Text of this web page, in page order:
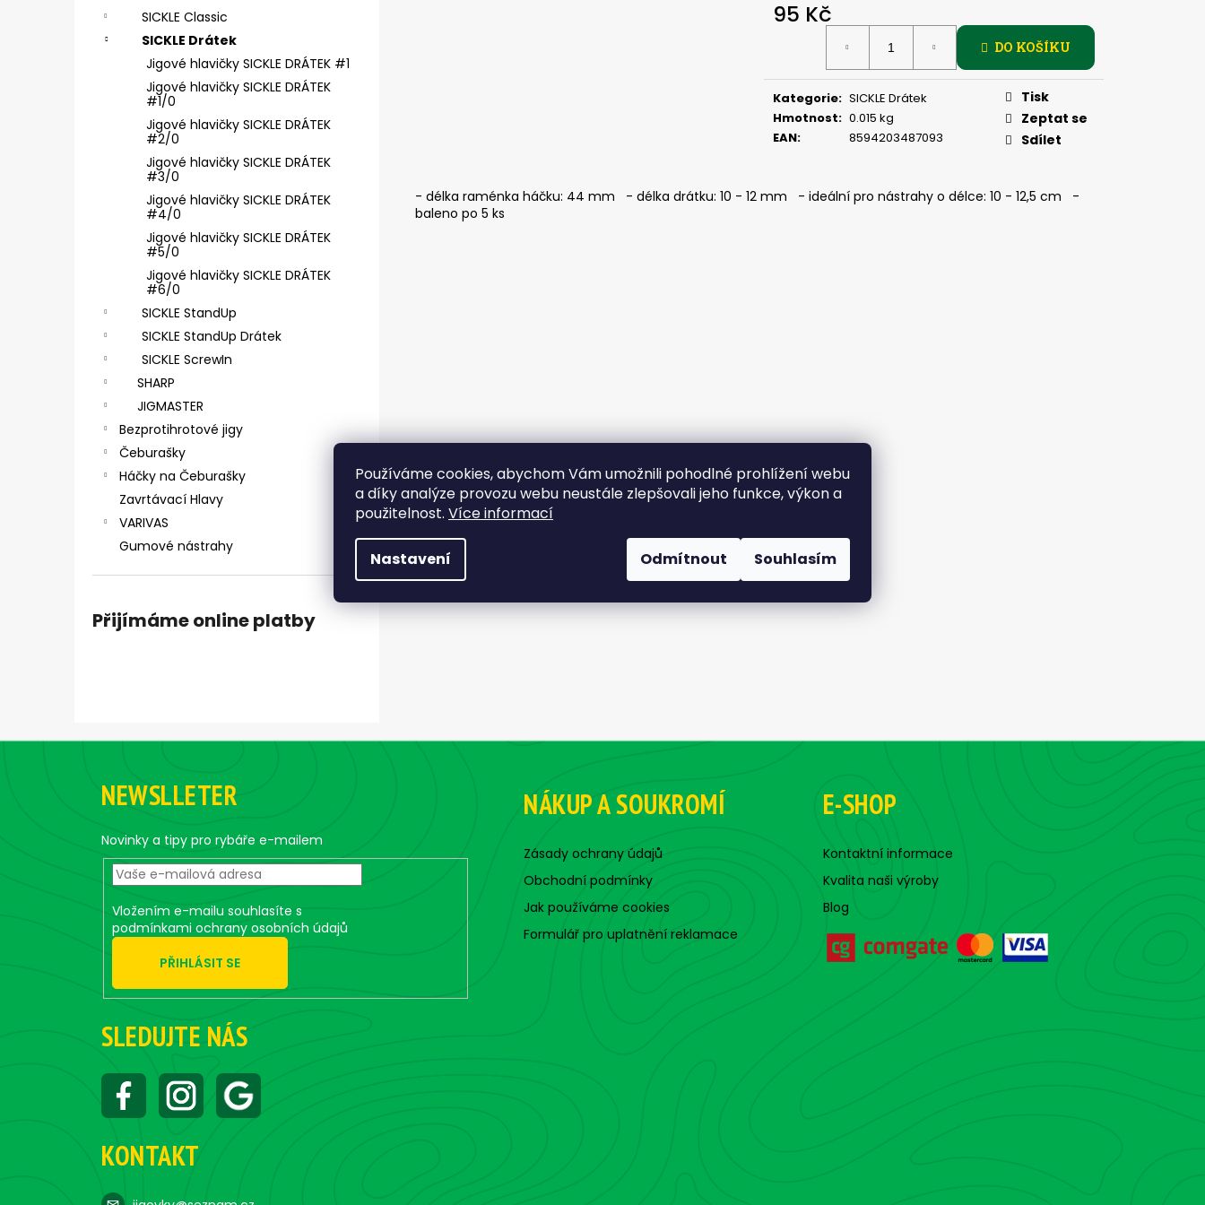
Používáme cookies, abychom Vám umožnili pohodlné prohlížení webu
a díky analýze provozu webu neustále zlepšovali jeho funkce, výkon a
použitelnost. Více informací
Nastavení Odmítnout Souhlasím
SICKLE Classic
SICKLE Drátek
Jigové hlavičky SICKLE DRÁTEK #1
Jigové hlavičky SICKLE DRÁTEK
#1/0
Jigové hlavičky SICKLE DRÁTEK
#2/0
Jigové hlavičky SICKLE DRÁTEK
#3/0
Jigové hlavičky SICKLE DRÁTEK
#4/0
Jigové hlavičky SICKLE DRÁTEK
#5/0
Jigové hlavičky SICKLE DRÁTEK
#6/0
SICKLE StandUp
SICKLE StandUp Drátek
SICKLE ScrewIn
SHARP
JIGMASTER
Bezprotihrotové jigy
Čeburašky
Háčky na Čeburašky
Zavrtávací Hlavy
VARIVAS
Gumové nástrahy
Přijímáme online platby
95 Kč
DO KOŠÍKU
Kategorie: SICKLE Drátek
Hmotnost: 0.015 kg
EAN: 8594203487093
Tisk
Zeptat se
Sdílet
- délka raménka háčku: 44 mm - délka drátku: 10 - 12 mm - ideální pro nástrahy o délce: 10 - 12,5 cm -
baleno po 5 ks
SICKLE #6 - 5 KS, 4 G
SICKLE #6 - 5 KS, 2 G
Z
NEWSLLETER
Novinky a tipy pro rybáře e-mailem
Vložením e-mailu souhlasíte s
podmínkami ochrany osobních údajů
PŘIHLÁSIT SE
SLEDUJTE NÁS
KONTAKT
NÁKUP A SOUKROMÍ
Zásady ochrany údajů
Obchodní podmínky
Jak používáme cookies
Formulář pro uplatnění reklamace
E-SHOP
Kontaktní informace
Kvalita naši výroby
Blog